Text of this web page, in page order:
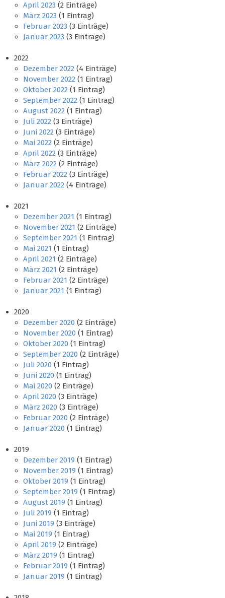
April 2023 (2 Einträge)
März 2023 (1 Eintrag)
Februar 2023 (3 Einträge)
Januar 2023 (3 Einträge)
2022
Dezember 2022 (4 Einträge)
November 2022 (1 Eintrag)
Oktober 2022 (1 Eintrag)
September 2022 (1 Eintrag)
August 2022 (1 Eintrag)
Juli 2022 (3 Einträge)
Juni 2022 (3 Einträge)
Mai 2022 (2 Einträge)
April 2022 (3 Einträge)
März 2022 (2 Einträge)
Februar 2022 (3 Einträge)
Januar 2022 (4 Einträge)
2021
Dezember 2021 (1 Eintrag)
November 2021 (2 Einträge)
September 2021 (1 Eintrag)
Mai 2021 (1 Eintrag)
April 2021 (2 Einträge)
März 2021 (2 Einträge)
Februar 2021 (2 Einträge)
Januar 2021 (1 Eintrag)
2020
Dezember 2020 (2 Einträge)
November 2020 (1 Eintrag)
Oktober 2020 (1 Eintrag)
September 2020 (2 Einträge)
Juli 2020 (1 Eintrag)
Juni 2020 (1 Eintrag)
Mai 2020 (2 Einträge)
April 2020 (3 Einträge)
März 2020 (3 Einträge)
Februar 2020 (2 Einträge)
Januar 2020 (1 Eintrag)
2019
Dezember 2019 (1 Eintrag)
November 2019 (1 Eintrag)
Oktober 2019 (1 Eintrag)
September 2019 (1 Eintrag)
August 2019 (1 Eintrag)
Juli 2019 (1 Eintrag)
Juni 2019 (3 Einträge)
Mai 2019 (1 Eintrag)
April 2019 (2 Einträge)
März 2019 (1 Eintrag)
Februar 2019 (1 Eintrag)
Januar 2019 (1 Eintrag)